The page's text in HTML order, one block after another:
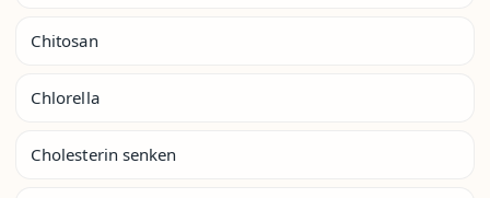
Chitosan
Chlorella
Cholesterin senken